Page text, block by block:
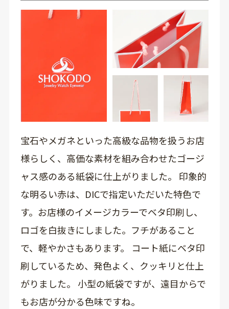
宝石やメガネといった高級な品物を扱うお店
様らしく、高価な素材を組み合わせたゴージ
ャス感のある紙袋に仕上がりました。 印象的
な明るい赤は、DICで指定いただいた特色で
す。お店様のイメージカラーでベタ印刷し、
ロゴを白抜きにしました。フチがあること
で、軽やかさもあります。 コート紙にベタ印
刷しているため、発色よく、クッキリと仕上
がりました。 小型の紙袋ですが、遠目からで
もお店が分かる色味ですね。